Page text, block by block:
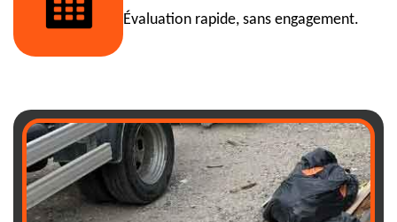
Évaluation rapide, sans engagement.